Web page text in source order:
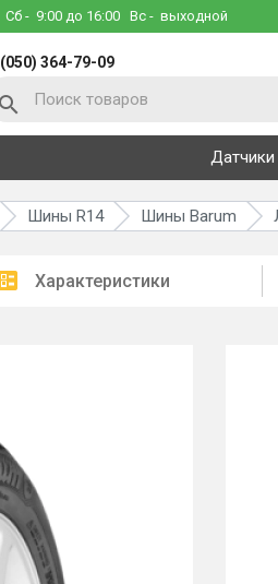
Сб - 9:00 до 16:00 Вс - выходной
(050) 364-79-09
Датчики
Шины R14 Шины Barum
Характеристики